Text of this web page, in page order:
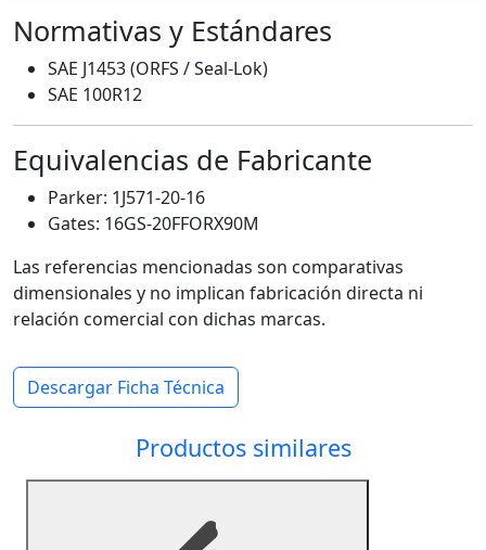
Normativas y Estándares
SAE J1453 (ORFS / Seal-Lok)
SAE 100R12
Equivalencias de Fabricante
Parker: 1J571-20-16
Gates: 16GS-20FFORX90M
Las referencias mencionadas son comparativas
dimensionales y no implican fabricación directa ni
relación comercial con dichas marcas.
Descargar Ficha Técnica
Productos similares